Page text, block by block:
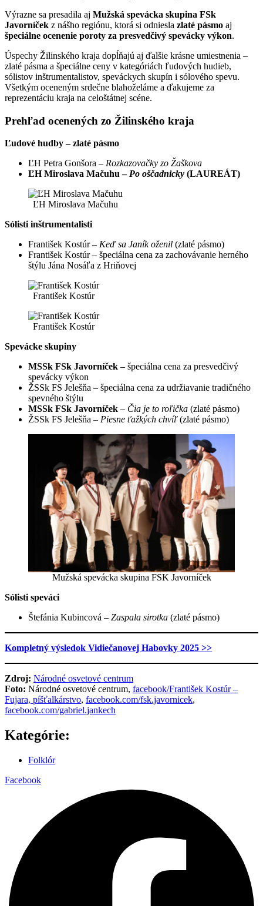
Výrazne sa presadila aj Mužská spevácka skupina FSk
Javorníček z nášho regiónu, ktorá si odniesla zlaté pásmo aj
špeciálne ocenenie poroty za presvedčivý spevácky výkon.
Úspechy Žilinského kraja dopĺňajú aj ďalšie krásne umiestnenia –
zlaté pásma a špeciálne ceny v kategóriách ľudových hudieb,
sólistov inštrumentalistov, speváckych skupín i sólového spevu.
Všetkým oceneným srdečne blahoželáme a ďakujeme za
reprezentáciu kraja na celoštátnej scéne.
Prehľad ocenených zo Žilinského kraja
Ľudové hudby – zlaté pásmo
ĽH Petra Gonšora – Rozkazovačky zo Žaškova
ĽH Miroslava Mačuhu – Po oščadnicky (LAUREÁT)
ĽH Miroslava Mačuhu
Sólisti inštrumentalisti
František Kostúr – Keď sa Janík oženil (zlaté pásmo)
František Kostúr – špeciálna cena za zachovávanie herného
štýlu Jána Nosáľa z Hriňovej
František Kostúr
František Kostúr
Spevácke skupiny
MSSk FSk Javorníček – špeciálna cena za presvedčivý
spevácky výkon
ŽSSk FS Jelešňa – špeciálna cena za udržiavanie tradičného
spevného štýlu
MSSk FSk Javorníček – Čia je to roľička (zlaté pásmo)
ŽSSk FS Jelešňa – Piesne ťažkých chvíľ(zlaté pásmo)
Mužská spevácka skupina FSK Javorníček
Sólisti speváci
Štefánia Kubincová – Zaspala sirotka (zlaté pásmo)
Kompletný výsledok Vidiečanovej Habovky 2025 >>
Zdroj: Národné osvetové centrum
Foto: Národné osvetové centrum, facebook/František Kostúr –
Fujara, píšťalkárstvo, facebook.com/fsk.javornicek,
facebook.com/gabriel.jankech
Kategórie:
Folklór
Facebook